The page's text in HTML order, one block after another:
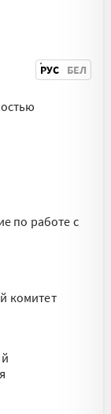
РУС БЕЛ
по работе с
комитет